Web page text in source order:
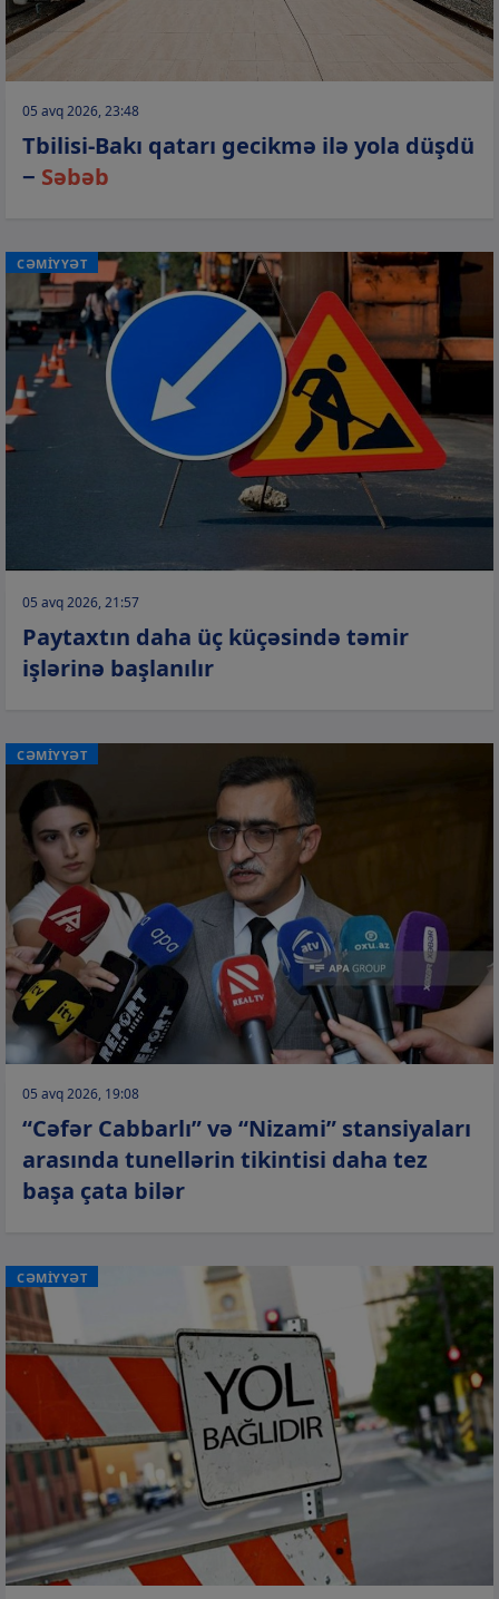
05 avq 2026, 23:48
Tbilisi-Bakı qatarı gecikmə ilə yola düşdü
− Səbəb
CƏMİYYƏT
05 avq 2026, 21:57
Paytaxtın daha üç küçəsində təmir
işlərinə başlanılır
CƏMİYYƏT
05 avq 2026, 19:08
“Cəfər Cabbarlı” və “Nizami” stansiyaları
arasında tunellərin tikintisi daha tez
başa çata bilər
CƏMİYYƏT